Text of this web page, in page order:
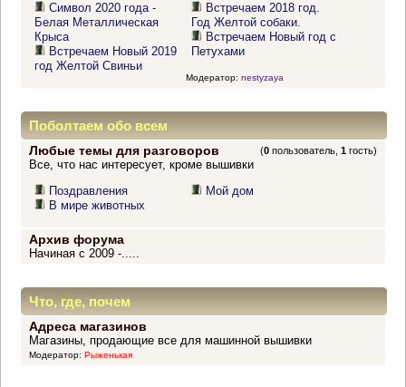
Символ 2020 года -
Белая Металлическая
Крыса
Встречаем Новый 2019
год Желтой Свиньи
Встречаем 2018 год.
Год Желтой собаки.
Встречаем Новый год с
Петухами
Модератор: nestyzaya
Поболтаем обо всем
Любые темы для разговоров (0 пользователь,1 гость)
Все, что нас интересует, кроме вышивки
Поздравления
В мире животных
Мой дом
Архив форума
Начиная с 2009 -.....
Что, где, почем
Адреса магазинов
Магазины, продающие все для машинной вышивки
Модератор: Рыженькая